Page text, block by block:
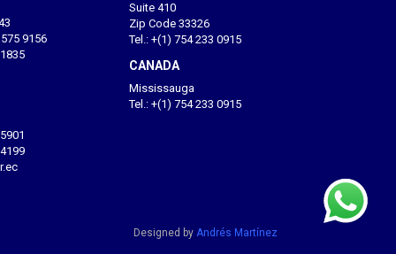
9156
Suite 410
Zip Code 33326
Tel.: +(1) 754 233 0915
CANADA
Mississauga
Tel.: +(1) 754 233 0915
Designed by Andrés Martínez